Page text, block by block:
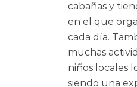
cabañas y
en el que
cada día.
muchas
niños locales
siendo una